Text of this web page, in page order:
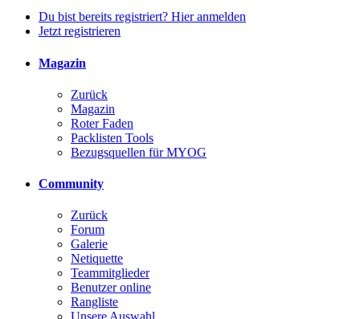
Du bist bereits registriert? Hier anmelden
Jetzt registrieren
Magazin
Zurück
Magazin
Roter Faden
Packlisten Tools
Bezugsquellen für MYOG
Community
Zurück
Forum
Galerie
Netiquette
Teammitglieder
Benutzer online
Rangliste